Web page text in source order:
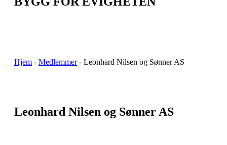
Hjem - Medlemmer- Leonhard Nilsen og Sønner AS
Leonhard Nilsen og Sønner AS